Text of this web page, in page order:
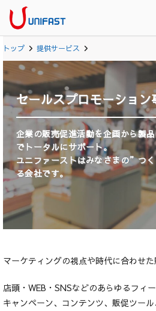
トップ 提供サービス
セールスプロモーション
企業の販売促進活動を企画から製
でトータルにサポート。
ユニファーストはみなさまの”つ
る会社です。
マーケティングの視点や時代に合わせた
店頭・WEB・SNSなどのあらゆるフィ
キャンペーン、コンテンツ、販促ツー